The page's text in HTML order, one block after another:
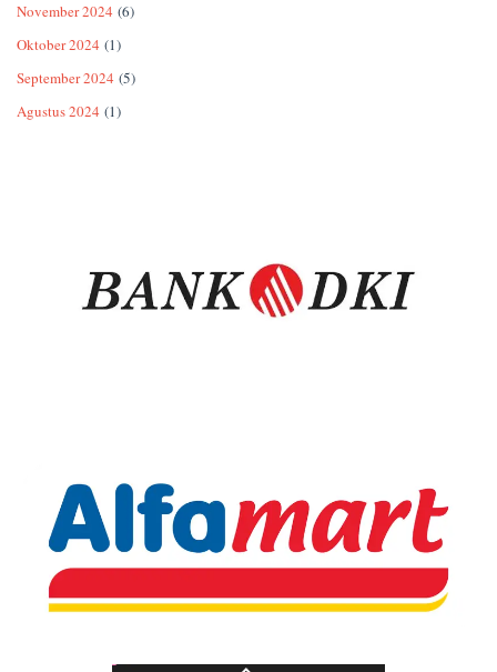
November 2024 (6)
Oktober 2024 (1)
September 2024 (5)
Agustus 2024 (1)